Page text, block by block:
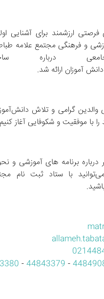
و فرهنگی مجتمع علامه
درباره
امیدواریم
با موفقیت و شکوفایی آغاز
در مقطع هفتم، می‌توانید با ستاد ثبت
-
44843379
-